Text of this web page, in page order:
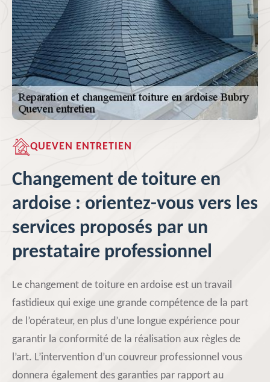
QUEVEN ENTRETIEN
Changement de toiture en
ardoise : orientez-vous vers les
services proposés par un
prestataire professionnel
Le changement de toiture en ardoise est un travail
fastidieux qui exige une grande compétence de la part
de l’opérateur, en plus d’une longue expérience pour
garantir la conformité de la réalisation aux règles de
l’art. L’intervention d’un couvreur professionnel vous
donnera également des garanties par rapport au